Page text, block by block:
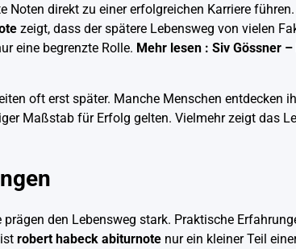
Noten direkt zu einer erfolgreichen Karriere
zeigt, dass der spätere Lebensweg von vielen
eine begrenzte Rolle. Mehr lesen : Siv Gössner
oft erst später. Manche Menschen entdecken
Maßstab für Erfolg gelten. Vielmehr zeigt das
den Lebensweg stark. Praktische
robert habeck abiturnote nur ein kleiner Teil